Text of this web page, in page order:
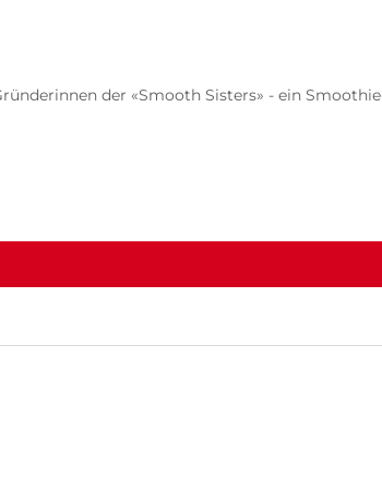
der «Smooth Sisters» - ein